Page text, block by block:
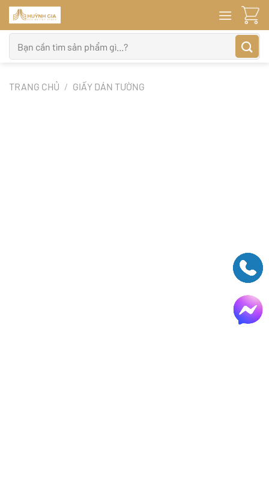
Bỏ
qua
nội
dung
kiếm:
TRANG CHỦ / GIẤY DÁN TƯỜNG